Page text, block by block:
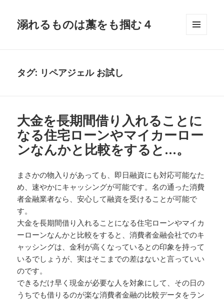
溺れるものは藁をも掴む４
タグ: リペアジェル お試し
大金を長期間借り入れることに
なる住宅ローンやマイカーロー
ンなんかと比較をすると…。
まさかの物入りがあっても、即日融資にも対応可能なた
め、速やかにキャッシングが可能です。名の通った消費
者金融業者なら、安心して融資を受けることが可能で
す。
大金を長期間借り入れることになる住宅ローンやマイカ
ーローンなんかと比較をすると、消費者金融会社でのキ
ャッシングは、金利が高くなっているとの印象を持って
いるでしょうが、実はそこまでの差はないと言っていい
のです。
できるだけ早く現金が必要な人を対象にして、その日の
うちでも借りるのが楽な消費者金融の比較データをラン